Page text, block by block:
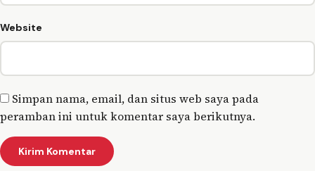
Website
Simpan nama, email, dan situs web saya pada
peramban ini untuk komentar saya berikutnya.